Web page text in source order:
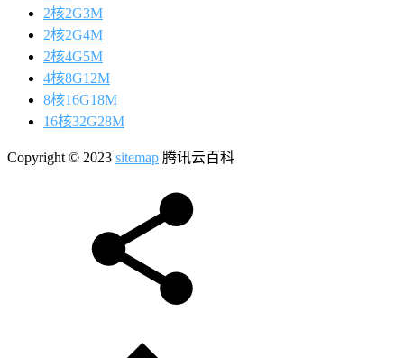
2核2G3M
2核2G4M
2核4G5M
4核8G12M
8核16G18M
16核32G28M
Copyright © 2023 sitemap 腾讯云百科